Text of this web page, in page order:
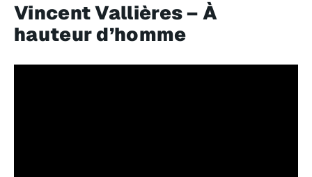
Vincent Vallières – À
hauteur d’homme